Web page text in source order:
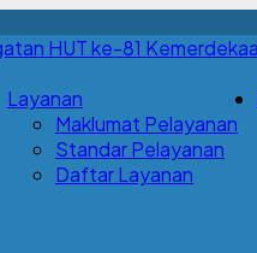
Layanan
Maklumat Pelayanan
Standar Pelayanan
Daftar Layanan